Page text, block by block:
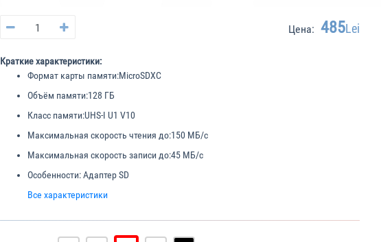
Цена: 485Lei
Краткие характеристики:
Формат карты памяти:MicroSDXC
Объём памяти:128 ГБ
Класс памяти:UHS-I U1 V10
Максимальная скорость чтения до:150 МБ/с
Максимальная скорость записи до:45 МБ/с
Особенности:Адаптер SD
Все характеристики